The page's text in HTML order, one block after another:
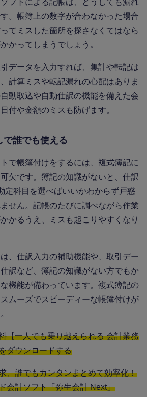
。帳簿上の数字が合わなかった場合
てミスした箇所を探さなくてはなら
かってしまうでしょう。
データを入力すれば、集計や転記は
計算ミスや転記漏れの心配はありま
動取込や自動仕訳の機能を備えた会
付や金額のミスも防げます。
で誰でも使える
で帳簿付けをするには、複式簿記に
欠です。簿記の知識がないと、仕訳
定科目を選べばいいかわからず戸惑
せん。記帳のたびに調べながら作業
かるうえ、ミスも起こりやすくなり
、仕訳入力の補助機能や、取引デー
訳など、簿記の知識がない方でもか
機能が備わっています。複式簿記の
ムーズでスピーディーな帳簿付けが
【一人でも乗り越えられる 会計業務
ダウンロードする
、誰でもカンタンまとめて効率化！
会計ソフト「弥生会計 Next」